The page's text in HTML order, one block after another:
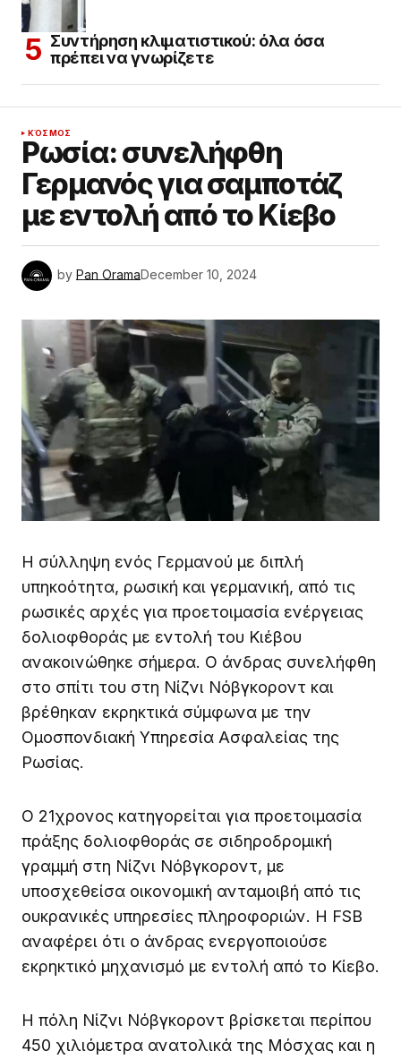
Συντήρηση κλιματιστικού: όλα όσα
πρέπει να γνωρίζετε
ΚΌΣΜΟΣ
Ρωσία: συνελήφθη
Γερμανός για σαμποτάζ
με εντολή από το Κίεβο
by Pan OramaDecember 10, 2024
Η σύλληψη ενός Γερμανού με διπλή
υπηκοότητα, ρωσική και γερμανική, από τις
ρωσικές αρχές για προετοιμασία ενέργειας
δολιοφθοράς με εντολή του Κιέβου
ανακοινώθηκε σήμερα. Ο άνδρας συνελήφθη
στο σπίτι του στη Νίζνι Νόβγκοροντ και
βρέθηκαν εκρηκτικά σύμφωνα με την
Ομοσπονδιακή Υπηρεσία Ασφαλείας της
Ρωσίας.
Ο 21χρονος κατηγορείται για προετοιμασία
πράξης δολιοφθοράς σε σιδηροδρομική
γραμμή στη Νίζνι Νόβγκοροντ, με
υποσχεθείσα οικονομική ανταμοιβή από τις
ουκρανικές υπηρεσίες πληροφοριών. Η FSB
αναφέρει ότι ο άνδρας ενεργοποιούσε
εκρηκτικό μηχανισμό με εντολή από το Κίεβο.
Η πόλη Νίζνι Νόβγκοροντ βρίσκεται περίπου
450 χιλιόμετρα ανατολικά της Μόσχας και η